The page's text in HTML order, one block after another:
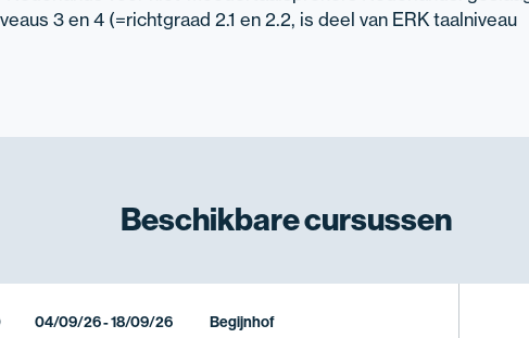
3 en 4 (=richtgraad 2.1 en 2.2, is deel van ERK taalniveau
Beschikbarecursussen
04/09/26 - 18/09/26 Begijnhof